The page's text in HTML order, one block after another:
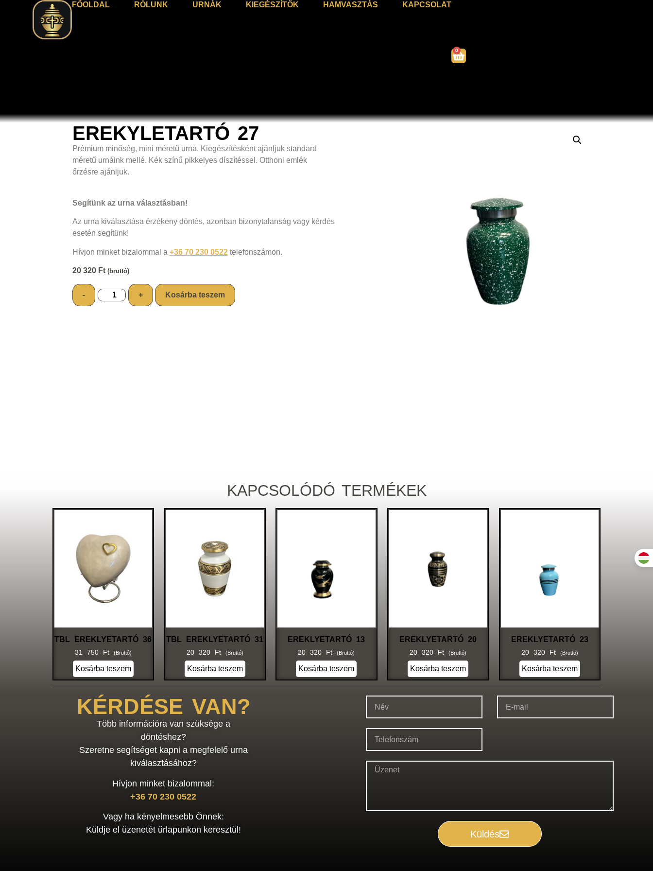
FŐOLDAL RÓLUNK URNÁK KIEGÉSZÍTŐK HAMVASZTÁS KAPCSOLAT
0
EREKYLETARTÓ 27
Prémium minőség, mini méretű urna. Kiegészítésként ajánljuk standard
méretű urnáink mellé. Kék színű pikkelyes díszítéssel. Otthoni emlék
őrzésre ajánljuk.
Segítünk az urna választásban!
Az urna kiválasztása érzékeny döntés, azonban bizonytalanság vagy kérdés
esetén segítünk!
Hívjon minket bizalommal a +36 70 230 0522telefonszámon.
20 320 Ft (bruttó)
- + Kosárba teszem
KAPCSOLÓDÓ TERMÉKEK
TBL EREKLYETARTÓ 36
31 750 Ft (bruttó)
Kosárba teszem
TBL EREKLYETARTÓ 31
20 320 Ft (bruttó)
Kosárba teszem
EREKLYETARTÓ 13
20 320 Ft (bruttó)
Kosárba teszem
EREKLYETARTÓ 20
20 320 Ft (bruttó)
Kosárba teszem
EREKLYETARTÓ 23
20 320 Ft (bruttó)
Kosárba teszem
KÉRDÉSE VAN?
Több információra van szüksége a
döntéshez?
Szeretne segítséget kapni a megfelelő urna
kiválasztásához?
Hívjon minket bizalommal:
+36 70 230 0522
Vagy ha kényelmesebb Önnek:
Küldje el üzenetét űrlapunkon keresztül!
Küldés